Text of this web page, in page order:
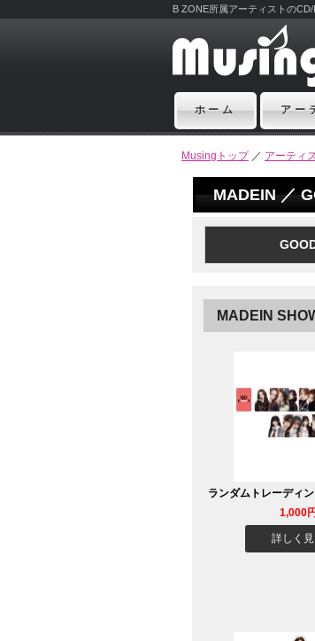
B ZONE所属アーティストの
ホーム アー
Musingトップ／ アーティ
MADEIN ／
MADEIN
ランダムトレーディ
1,000円
詳しく